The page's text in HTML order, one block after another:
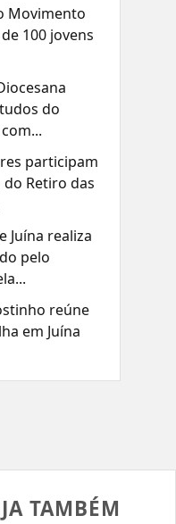
Movimento
100 jovens
do
participam
Retiro das
Juína realiza
pelo
reúne
em Juína
TAMBÉM